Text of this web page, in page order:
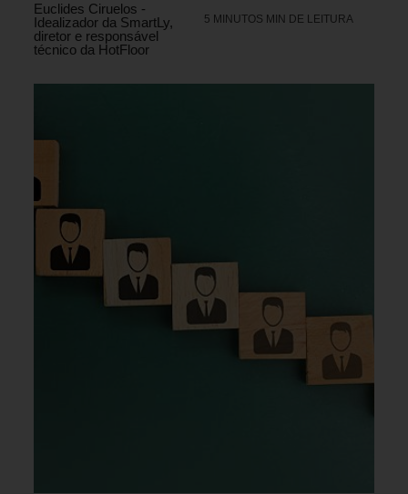
Euclides Ciruelos -
Idealizador da SmartLy,
diretor e responsável
técnico da HotFloor
5 MINUTOS MIN DE LEITURA